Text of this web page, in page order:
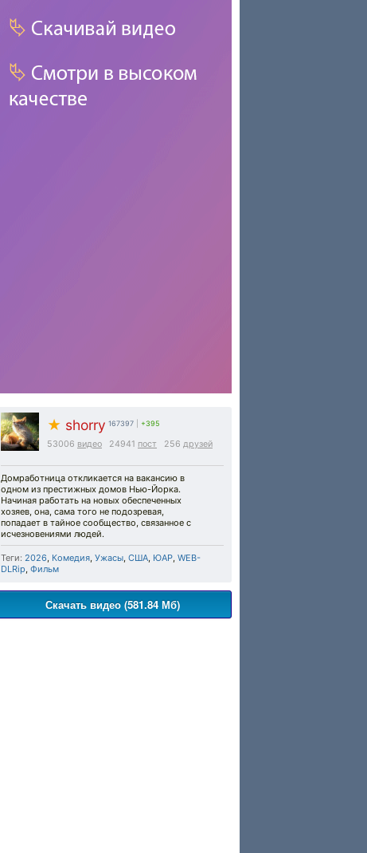
★ shorry 167397 +395
53006 видео 24941 пост 256 друзей
Домработница откликается на вакансию в
одном из престижных домов Нью-Йорка.
Начиная работать на новых обеспеченных
хозяев, она, сама того не подозревая,
попадает в тайное сообщество, связанное с
исчезновениями людей.
Теги: 2026 Комедия Ужасы США ЮАР WEB-
DLRip Фильм
Скачать видео (581.84 Мб)